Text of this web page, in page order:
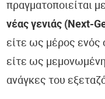
πραγματοποιείται
νέας γενιάς (Next-
είτε ως μέρος ενός
είτε ως
ανάγκες του